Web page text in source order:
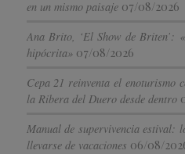
en un mismo paisaje 07/08/2026
Ana Brito, ‘El Show de Briten’:
hipócrita» 07/08/2026
Cepa 21 reinventa el enoturismo
la Ribera del Duero desde dentro
Manual de supervivencia estival:
llevarse de vacaciones 06/08/